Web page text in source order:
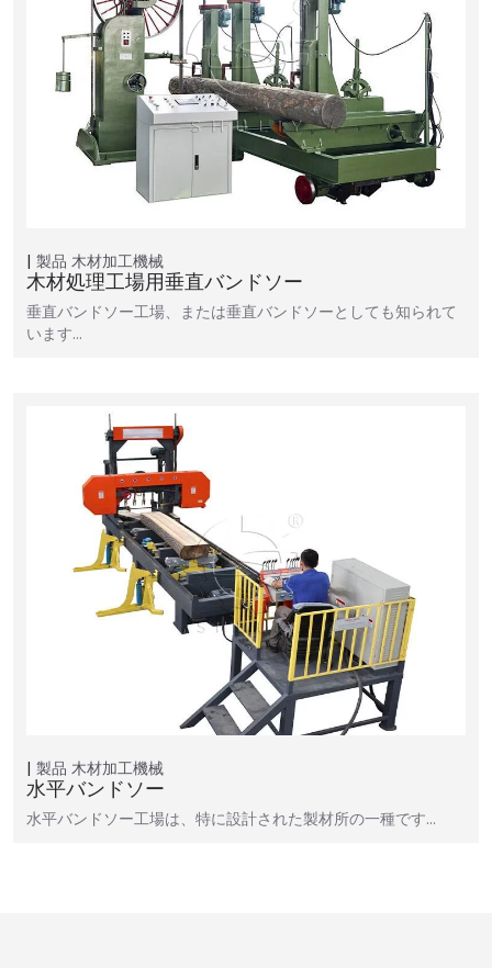
製品 木材加工機械
木材処理工場用垂直バンドソー
垂直バンドソー工場、または垂直バンドソーとしても知られて
います…
製品 木材加工機械
水平バンドソー
水平バンドソー工場は、特に設計された製材所の一種です…